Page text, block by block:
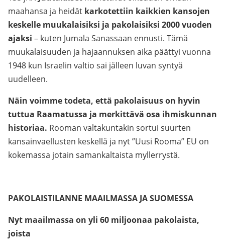
maahansa ja heidät karkotettiin kaikkien kansojen
keskelle muukalaisiksi ja pakolaisiksi 2000 vuoden
ajaksi – kuten Jumala Sanassaan ennusti. Tämä
muukalaisuuden ja hajaannuksen aika päättyi vuonna
1948 kun Israelin valtio sai jälleen luvan syntyä
uudelleen.
Näin voimme todeta, että pakolaisuus on hyvin
tuttua Raamatussa ja merkittävä osa ihmiskunnan
historiaa. Rooman valtakuntakin sortui suurten
kansainvaellusten keskellä ja nyt ”Uusi Rooma” EU on
kokemassa jotain samankaltaista myllerrystä.
PAKOLAISTILANNE MAAILMASSA JA SUOMESSA
Nyt maailmassa on yli 60 miljoonaa pakolaista,
joista